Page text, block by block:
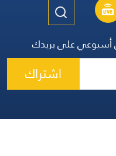
أسبوعي على بريدك
اشتراك